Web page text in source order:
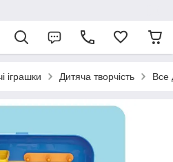
іграшки Дитяча творчість Все